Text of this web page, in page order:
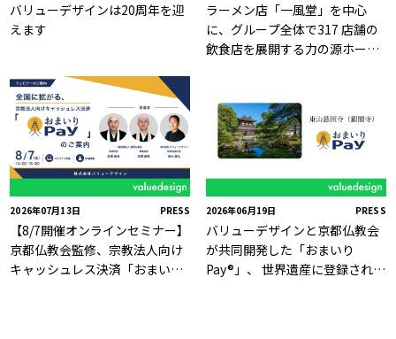
バリューデザインは20周年を迎
えます
ラーメン店「一風堂」を中心
に、グループ全体で317 店舗の
飲食店を展開する力の源ホール
2026年07月13日 PRESS
【8/7開催オンラインセミナー】
京都仏教会監修、宗教法人向け
キャッシュレス決済「おまいり
2026年06月19日 PRESS
バリューデザインと京都仏教会
が共同開発した「おまいり
Pay®」、 世界遺産に登録された